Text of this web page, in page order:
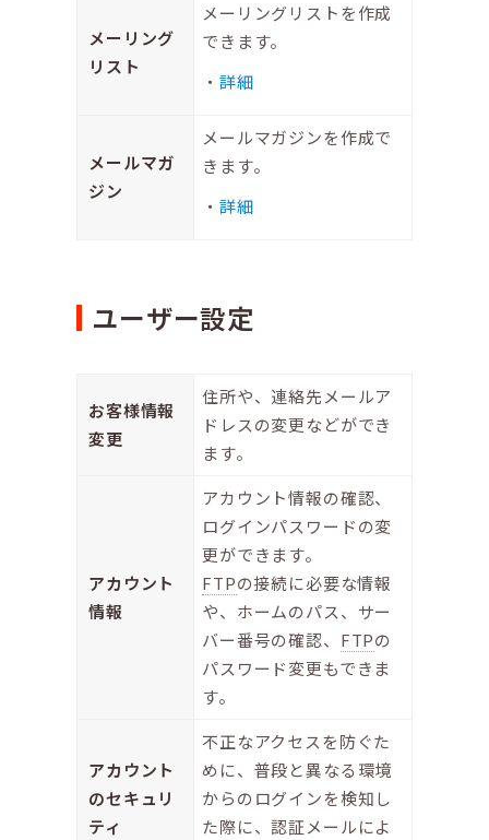
メーリング
リスト
メーリングリストを作成
できます。
詳細
メールマガ
ジン
メールマガジンを作成で
きます。
詳細
ユーザー設定
お客様情報
変更
住所や、連絡先メールア
ドレスの変更などができ
ます。
アカウント
情報
アカウント情報の確認、
ログインパスワードの変
更ができます。
FTPの接続に必要な情報
や、ホームのパス、サー
バー番号の確認、 FTPの
パスワード変更もできま
す。
アカウント
のセキュリ
ティ
不正なアクセスを防ぐた
めに、普段と異なる環境
からのログインを検知し
た際に、認証メールによ